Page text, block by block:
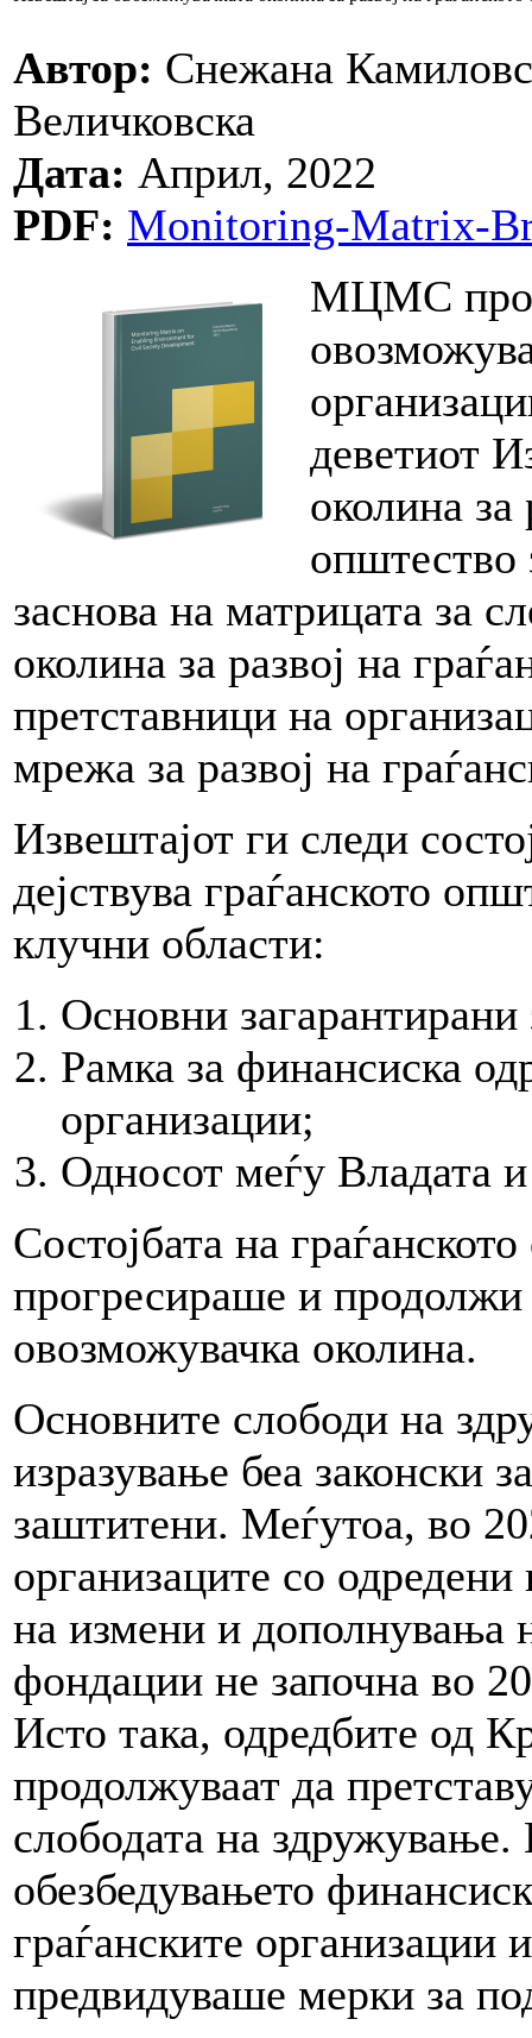
Автор: Снежана
Величковска
Дата: Април, 2022
PDF: Monitoring-Matrix-
МЦМС
деветиот
околина за
општество
заснова на матрицата за
околина за развој на
претставници на
мрежа за развој на
Извештајот ги следи
дејствува граѓанското
клучни области:
Основни
Рамка за финансиска
организации;
Односот меѓу Владата
Состојбата на
прогресираше и продолжи
овозможувачка околина.
Основните слободи на
изразување беа законски
заштитени. Меѓутоа, во
организаците со
на измени и дополнувања
фондации не започна во
Исто така, одредбите од
продолжуваат да
слободата на
обезбедувањето
граѓанските организации
предвидуваше мерки за